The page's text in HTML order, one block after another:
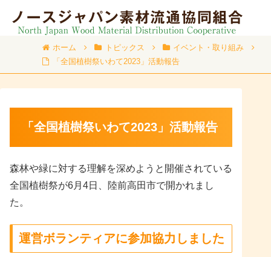
ホーム トピックス
イベント・取り組み
「全国植樹祭いわて2023」活動報告
「全国植樹祭いわて2023」活動報告
森林や緑に対する理解を深めようと開催されている
全国植樹祭が6月4日、陸前高田市で開かれまし
た。
運営ボランティアに参加協力しました